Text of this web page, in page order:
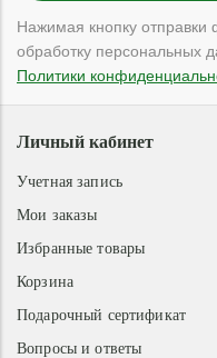
Нажимая кнопку
обработку персональных
Политики
Личный кабинет
Учетная запись
Мои заказы
Избранные товары
Корзина
Подарочный сертификат
Вопросы и ответы